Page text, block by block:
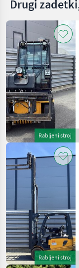
Drugi
Rabljeni stroj
Rabljeni stroj